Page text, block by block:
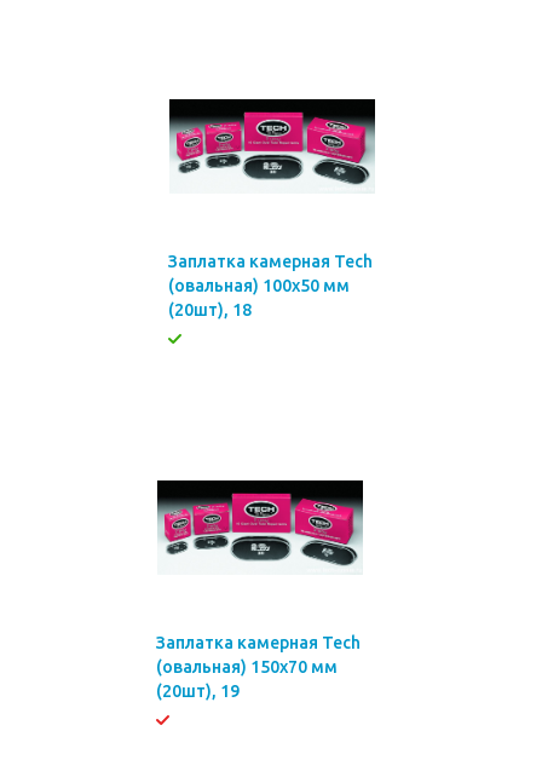
Заплатка камерная Tech
(овальная) 100х50 мм
(20шт), 18
Заплатка камерная Tech
(овальная) 150х70 мм
(20шт), 19